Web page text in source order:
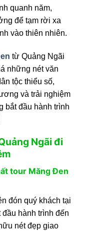
quanh năm,
để tạm rời xa
vào thiên nhiên.
từ Quảng Ngãi
những nét văn
tộc thiểu số,
và trải nghiệm
bắt đầu hành trình
Ngãi đi
tour Măng Đen
đón quý khách tại
hành trình đến
nét đẹp giao